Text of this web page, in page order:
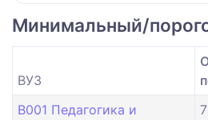
Минимальный/
ВУЗ
B001 Педагогика и